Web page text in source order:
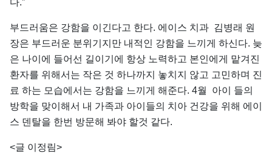
다.”
부드러움은 강함을 이긴다고 한다. 에이스 치과 김병래 원
장은 부드러운 분위기지만 내적인 강함을 느끼게 하신다. 늦
은 나이에 들어선 길이기에 항상 노력하고 본인에게 맡겨진
환자를 위해서는 작은 것 하나까지 놓치지 않고 고민하며 진
료 하는 모습에서는 강함을 느끼게 해준다. 4월 아이 들의
방학을 맞이해서 내 가족과 아이들의 치아 건강을 위해 에이
스 덴탈을 한번 방문해 봐야 할것 같다.
<글 이정림>